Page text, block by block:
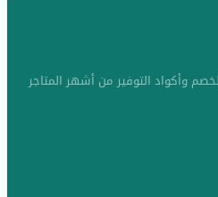
وأكواد التوفير من أشهر المتاجر